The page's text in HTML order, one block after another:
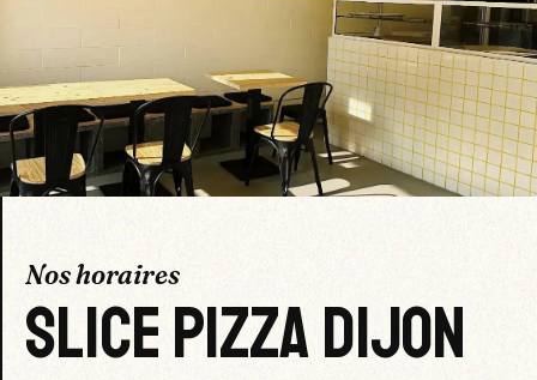
Nos horaires
SLICE PIZZA DIJON